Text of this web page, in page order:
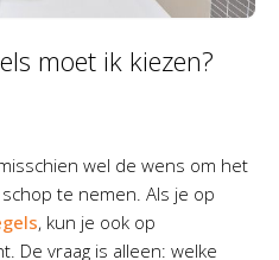
moet ik kiezen?
wel de wens om het
te nemen. Als je op
, kun je ook op
De vraag is alleen: welke